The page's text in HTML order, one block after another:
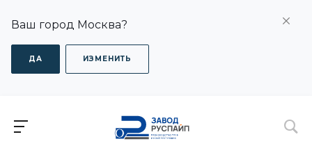
Ваш город Москва?
ДА ИЗМЕНИТЬ